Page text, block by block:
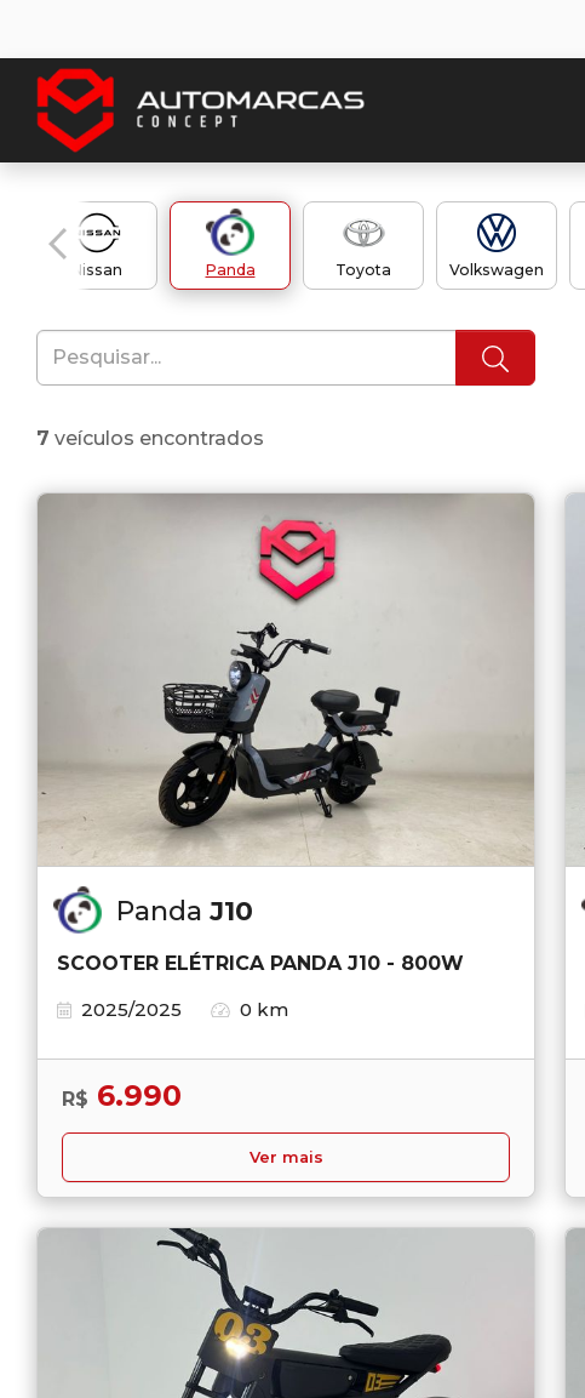
Nissan Panda Toyota Volkswagen
7 veículos encontrados
Panda J10
SCOOTER ELÉTRICA PANDA J10 - 800W
2025/2025
0 km
R$ 6.990
Ver mais